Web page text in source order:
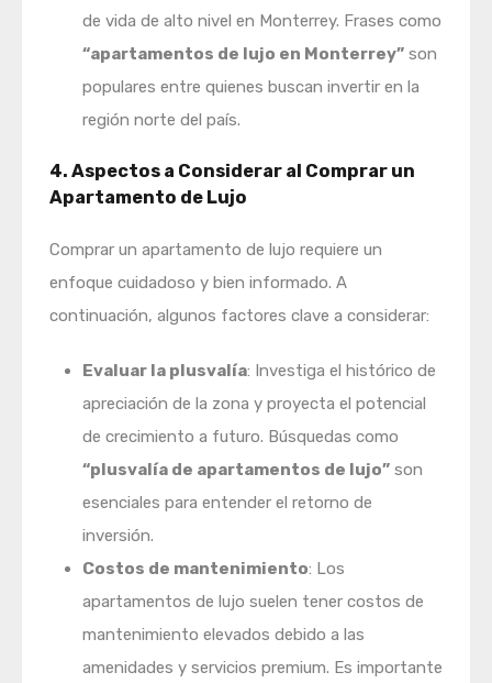
de vida de alto nivel en Monterrey. Frases como
“apartamentos de lujo en Monterrey” son
populares entre quienes buscan invertir en la
región norte del país.
4. Aspectos a Considerar al Comprar un
Apartamento de Lujo
Comprar un apartamento de lujo requiere un
enfoque cuidadoso y bien informado. A
continuación, algunos factores clave a considerar:
Evaluar la plusvalía: Investiga el histórico de
apreciación de la zona y proyecta el potencial
de crecimiento a futuro. Búsquedas como
“plusvalía de apartamentos de lujo” son
esenciales para entender el retorno de
inversión.
Costos de mantenimiento: Los
apartamentos de lujo suelen tener costos de
mantenimiento elevados debido a las
amenidades y servicios premium. Es importante